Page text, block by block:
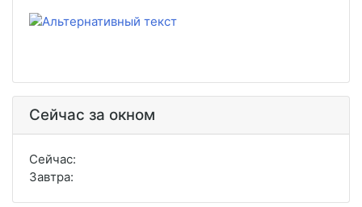
Сейчас за окном
Сейчас:
Завтра: